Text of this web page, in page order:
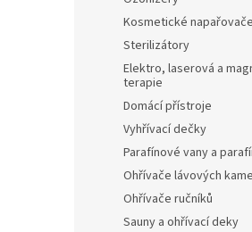
Kosmetické
Sterilizátory
Elektro, laserová a
terapie
Domácí přístroje
Vyhřívací dečky
Parafínové vany a
Ohřívače lávových
Ohřívače ručníků
Sauny a ohřívací deky